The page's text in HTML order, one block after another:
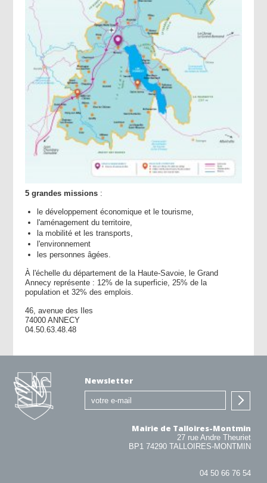
5 grandes missions :
le développement économique et le tourisme,
l'aménagement du territoire,
la mobilité et les transports,
l'environnement
les personnes âgées.
À l'échelle du département de la Haute-Savoie, le Grand
Annecy représente : 12% de la superficie, 25% de la
population et 32% des emplois.
46, avenue des Iles
74000 ANNECY
04.50.63.48.48
Newsletter
Mairie de Talloires-Montmin
27 rue Andre Theuriet
BP1 74290 TALLOIRES-MONTMIN
04 50 66 76 54